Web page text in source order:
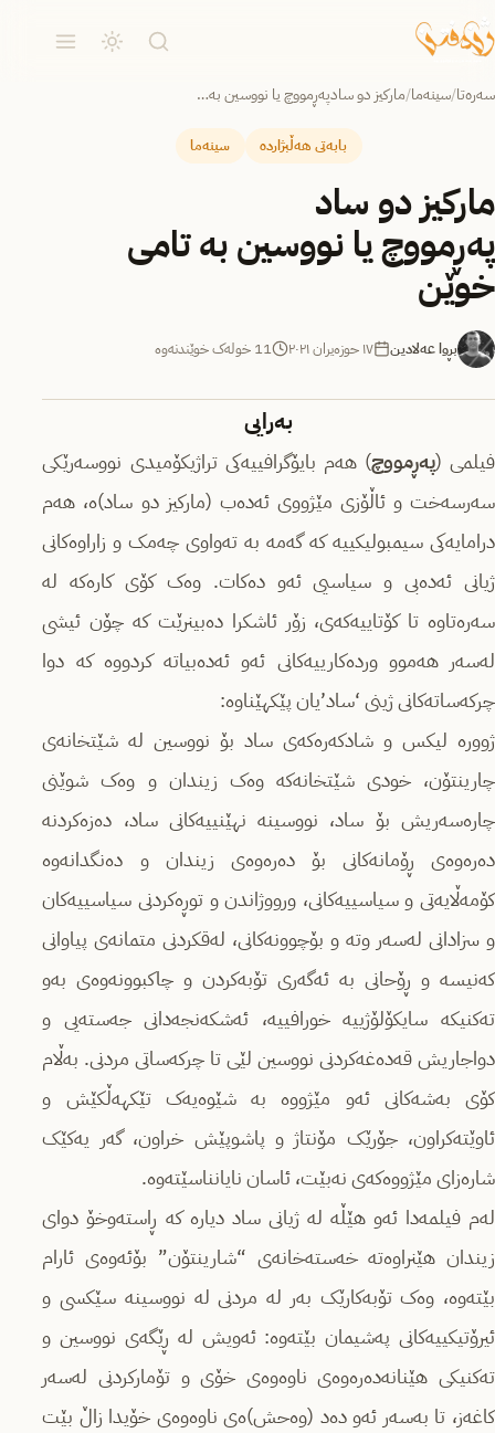
سەرەتا/سینەما/مارکیز دو سادپەڕمووچ یا نووسین بە…
بابەتی هەڵبژاردە سینەما
مارکیز دو ساد
پەڕمووچ یا نووسین بە تامی
خوێن
بڕوا عەلادین ١٧ حوزه‌یران ٢٠٢١ 11 خولەک خوێندنەوە
بەرایی
فیلمی (پەڕمووچ) هەم بایۆگرافییەکی تراژیکۆمیدی نووسەرێکی
سەرسەخت و ئاڵۆزی مێژووی ئەدەب (مارکیز دو ساد)ە، هەم
درامایەکی سیمبولیکییە کە گەمە بە تەواوی چەمک و زاراوەکانی
ژیانی ئەدەبی و سیاسیی ئەو دەکات. وەک کۆی کارەکە لە
سەرەتاوە تا کۆتاییەکەی، زۆر ئاشکرا دەبینرێت کە چۆن ئیشی
لەسەر هەموو وردەکارییەکانی ئەو ئەدەبیاتە کردووە کە دوا
چرکەساتەکانی ژینی ‘ساد’یان پێکهێناوە:
ژوورە لیکس و شادکەرەکەی ساد بۆ نووسین لە شێتخانەی
چارینتۆن، خودی شێتخانەکە وەک زیندان و وەک شوێنی
چارەسەریش بۆ ساد، نووسینە نهێنییەکانی ساد، دەزەکردنە
دەرەوەی ڕۆمانەکانی بۆ دەرەوەی زیندان و دەنگدانەوە
کۆمەڵایەتی و سیاسییەکانی، ورووژاندن و توڕەکردنی سیاسییەکان
و سزادانی لەسەر وتە و بۆچوونەکانی، لەقکردنی متمانەی پیاوانی
کەنیسە و ڕۆحانی بە ئەگەری تۆبەکردن و چاکبوونەوەی بەو
تەکنیکە سایکۆلۆژییە خورافییە، ئەشکەنجەدانی جەستەیی و
دواجاریش قەدەغەکردنی نووسین لێی تا چرکەساتی مردنی. بەڵام
کۆی بەشەکانی ئەو مێژووە بە شێوەیەک تێکهەڵکێش و
ئاوێتەکراون، جۆرێک مۆنتاژ و پاشوپێش خراون، گەر یەکێک
شارەزای مێژووەکەی نەبێت، ئاسان نایانناسێتەوە.
لەم فیلمەدا ئەو هێڵە لە ژیانی ساد دیارە کە ڕاستەوخۆ دوای
زیندان هێنراوەتە خەستەخانەی “شارینتۆن” بۆئەوەی ئارام
بێتەوە، وەک تۆبەکارێک بەر لە مردنی لە نووسینە سێکسی و
ئیرۆتیکییەکانی پەشیمان بێتەوە: ئەویش لە ڕێگەی نووسین و
تەکنیکی هێنانەدەرەوەی ناوەوەی خۆی و تۆمارکردنی لەسەر
کاغەز، تا بەسەر ئەو دەد (وەحش)ەی ناوەوەی خۆیدا زاڵ بێت